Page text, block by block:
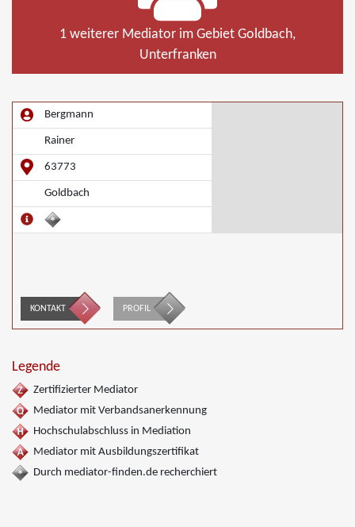
1 weiterer Mediator im Gebiet Goldbach,
Unterfranken
Bergmann
Rainer
63773
Goldbach
KONTAKT PROFIL
Legende
Zertifizierter Mediator
Mediator mit Verbandsanerkennung
Hochschulabschluss in Mediation
Mediator mit Ausbildungszertifikat
Durch mediator-finden.de recherchiert